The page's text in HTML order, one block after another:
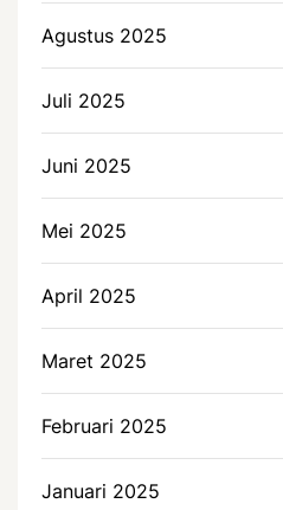
Agustus 2025
Juli 2025
Juni 2025
Mei 2025
April 2025
Maret 2025
Februari 2025
Januari 2025